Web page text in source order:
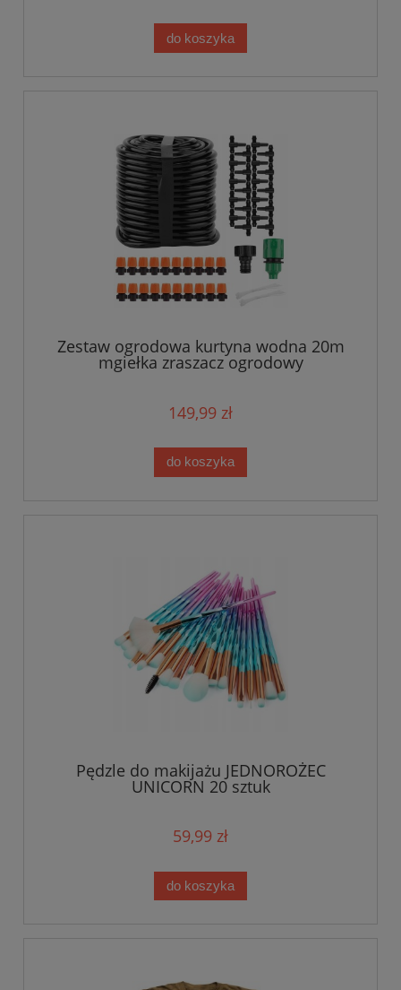
do koszyka
Zestaw ogrodowa kurtyna wodna 20m
mgiełka zraszacz ogrodowy
149,99 zł
do koszyka
Pędzle do makijażu JEDNOROŻEC
UNICORN 20 sztuk
59,99 zł
do koszyka